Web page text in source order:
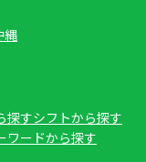
縄
探すシフトから探す
ワードから探す